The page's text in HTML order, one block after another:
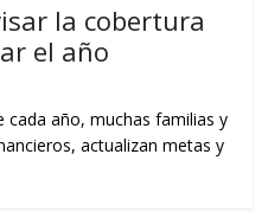
la cobertura
el año
cada año, muchas familias y
actualizan metas y